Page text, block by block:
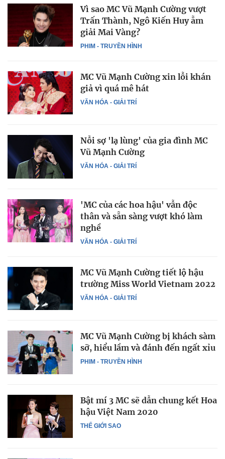
PHIM - TRUYỀN HÌNH
Vì sao MC Vũ Mạnh Cường vượt
Trấn Thành, Ngô Kiến Huy ẵm
giải Mai Vàng?
VĂN HÓA - GIẢI TRÍ
MC Vũ Mạnh Cường xin lỗi khán
giả vì quá mê hát
VĂN HÓA - GIẢI TRÍ
Nỗi sợ 'lạ lùng' của gia đình MC
Vũ Mạnh Cường
VĂN HÓA - GIẢI TRÍ
'MC của các hoa hậu' vẫn độc
thân và sẵn sàng vượt khó làm
nghề
VĂN HÓA - GIẢI TRÍ
MC Vũ Mạnh Cường tiết lộ hậu
trường Miss World Vietnam 2022
PHIM - TRUYỀN HÌNH
MC Vũ Mạnh Cường bị khách sàm
sỡ, hiểu lầm và đánh đến ngất xỉu
THẾ GIỚI SAO
Bật mí 3 MC sẽ dẫn chung kết Hoa
hậu Việt Nam 2020